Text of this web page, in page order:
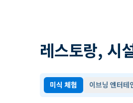
레스토랑, 시
미식 체험 이브닝 엔터테